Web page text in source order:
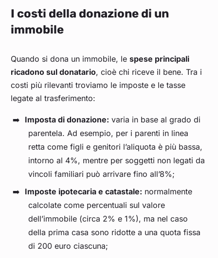
I costi della donazione di un
immobile
Quando si dona un immobile, lespese principali
ricadono sul donatario, cioè chi riceve il bene. Tra i
costi più rilevanti troviamo le imposte e le tasse
legate al trasferimento:
Imposta di donazione: varia in base al grado di
parentela. Ad esempio, per i parenti in linea
retta come figli e genitori l’aliquota è più bassa,
intorno al 4%, mentre per soggetti non legati da
vincoli familiari può arrivare fino all’8%;
Imposte ipotecaria e catastale: normalmente
calcolate come percentuali sul valore
dell’immobile (circa 2% e 1%), ma nel caso
della prima casa sono ridotte a una quota fissa
di 200 euro ciascuna;